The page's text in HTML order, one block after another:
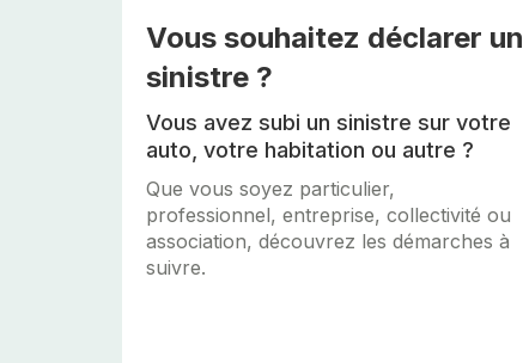
Vous souhaitez déclarer un
sinistre ?
Vous avez subi un sinistre sur votre
auto, votre habitation ou autre ?
Que vous soyez particulier,
professionnel, entreprise, collectivité ou
association, découvrez les démarches à
suivre.